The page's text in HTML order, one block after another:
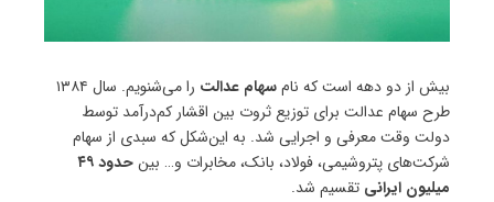
بیش از دو دهه است که نامسهام عدالت
را می‌شنویم. سال ۱۳۸۴
طرح سهام عدالت برای توزیع ثروت بین اقشار کم‌درآمد توسط
دولت وقت معرفی و اجرایی شد. به این‌شکل که سبدی از سهام
شرکت‌های پتروشیمی، فولاد، بانک، مخابرات و… بین
حدود ۴۹
میلیون ایرانی تقسیم شد.